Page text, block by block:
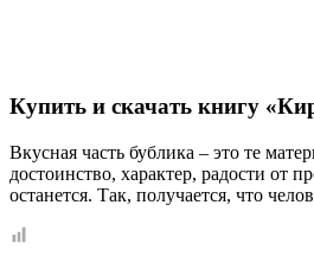
Купить и скачать книгу
Вкусная часть бублика – это те
достоинство, характер, радости от
останется. Так, получается, что